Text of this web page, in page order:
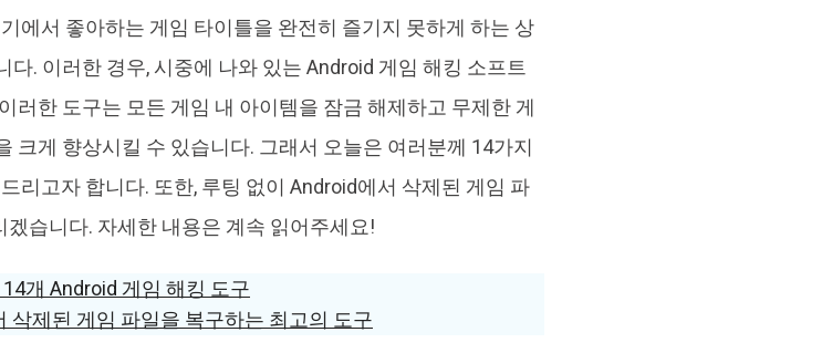
에서 좋아하는 게임 타이틀을 완전히 즐기지 못하게 하는 상
다. 이러한 경우, 시중에 나와 있는 Android 게임 해킹 소프트
러한 도구는 모든 게임 내 아이템을 잠금 해제하고 무제한 게
크게 향상시킬 수 있습니다. 그래서 오늘은 여러분께 14가지
리고자 합니다. 또한, 루팅 없이 Android에서 삭제된 게임 파
습니다. 자세한 내용은 계속 읽어주세요!
개 Android 게임 해킹 도구
삭제된 게임 파일을 복구하는 최고의 도구